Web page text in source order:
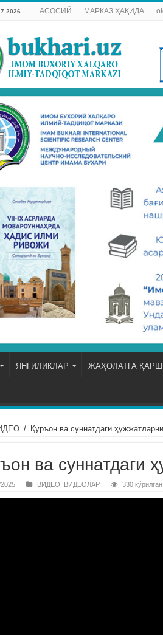
2026 АСОСИЙ МАРКАЗ ҲАҚИДА
ЯНГИЛИКЛАР ЖАҲОЛАТГА
/ Қуръон ва суннатдаги
ва суннатдаги
ВИДЕО, ВИДЕОЛАР 330 кўрилган